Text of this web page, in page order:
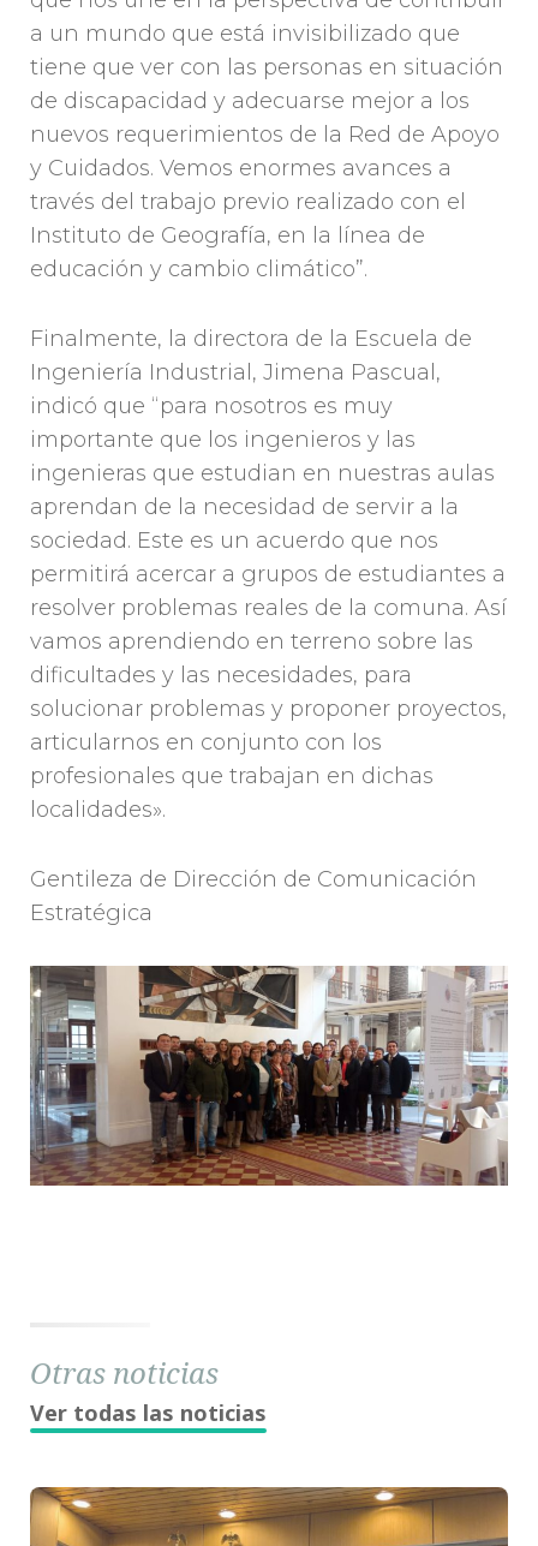
a un mundo que está invisibilizado que
tiene que ver con las personas en situación
de discapacidad y adecuarse mejor a los
nuevos requerimientos de la Red de Apoyo
y Cuidados. Vemos enormes avances a
través del trabajo previo realizado con el
Instituto de Geografía, en la línea de
educación y cambio climático”.
Finalmente, la directora de la Escuela de
Ingeniería Industrial, Jimena Pascual,
indicó que “para nosotros es muy
importante que los ingenieros y las
ingenieras que estudian en nuestras aulas
aprendan de la necesidad de servir a la
sociedad. Este es un acuerdo que nos
permitirá acercar a grupos de estudiantes a
resolver problemas reales de la comuna. Así
vamos aprendiendo en terreno sobre las
dificultades y las necesidades, para
solucionar problemas y proponer proyectos,
articularnos en conjunto con los
profesionales que trabajan en dichas
localidades».
Gentileza de Dirección de Comunicación
Estratégica
Otras noticias
Ver todas las noticias